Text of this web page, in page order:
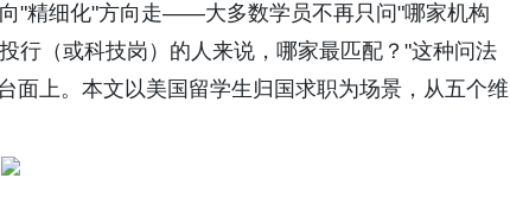
精细化"方向走——大多数学员不再只问"哪家机构
行（或科技岗）的人来说，哪家最匹配？"这种问法
面上。本文以美国留学生归国求职为场景，从五个维